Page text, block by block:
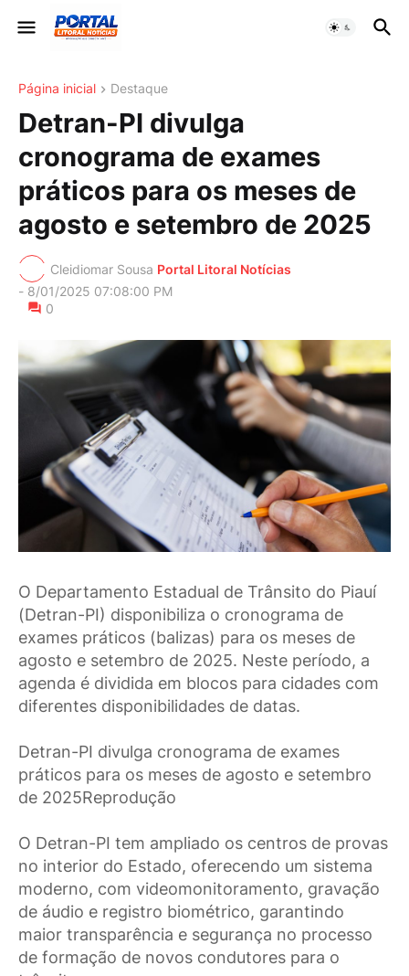
Página inicial Destaque
Detran-PI divulga
cronograma de exames
práticos para os meses de
agosto e setembro de 2025
Cleidiomar Sousa Portal Litoral Notícias
- 8/01/2025 07:08:00 PM
0
O Departamento Estadual de Trânsito do Piauí
(Detran-PI) disponibiliza o cronograma de
exames práticos (balizas) para os meses de
agosto e setembro de 2025. Neste período, a
agenda é dividida em blocos para cidades com
diferentes disponibilidades de datas.
Detran-PI divulga cronograma de exames
práticos para os meses de agosto e setembro
de 2025Reprodução
O Detran-PI tem ampliado os centros de provas
no interior do Estado, oferecendo um sistema
moderno, com videomonitoramento, gravação
de áudio e registro biométrico, garantindo
maior transparência e segurança no processo
de formação de novos condutores para o